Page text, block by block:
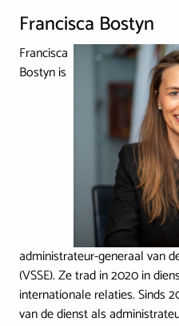
Francisca Bostyn
Image
Francisca
Bostyn is
administrateur-generaal van
(VSSE). Ze trad in 2020 in
internationale relaties. Sinds
van de dienst als